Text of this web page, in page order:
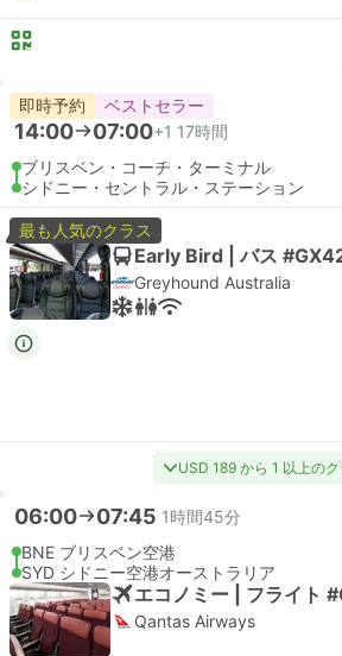
即時予約 ベストセラー
14:00 07:00+1 17時間
ブリスベン・コーチ・ターミナル
シドニー・セントラル・ステーション
最も人気のクラス
Early Bird | バス
Greyhound Australia
USD 189 から 1 以上の
06:00 07:45 1時間45分
BNE ブリスベン空港
SYD シドニー空港オーストラリア
エコノミー | フライト
Qantas Airways